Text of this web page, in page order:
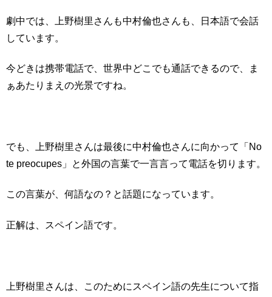
劇中では、上野樹里さんも中村倫也さんも、日本語で会話
しています。
今どきは携帯電話で、世界中どこでも通話できるので、ま
ぁあたりまえの光景ですね。
でも、上野樹里さんは最後に中村倫也さんに向かって「No
te preocupes」と外国の言葉で一言言って電話を切ります。
この言葉が、何語なの？と話題になっています。
正解は、スペイン語です。
上野樹里さんは、このためにスペイン語の先生について指